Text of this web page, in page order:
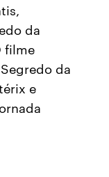
da
filme
da
e